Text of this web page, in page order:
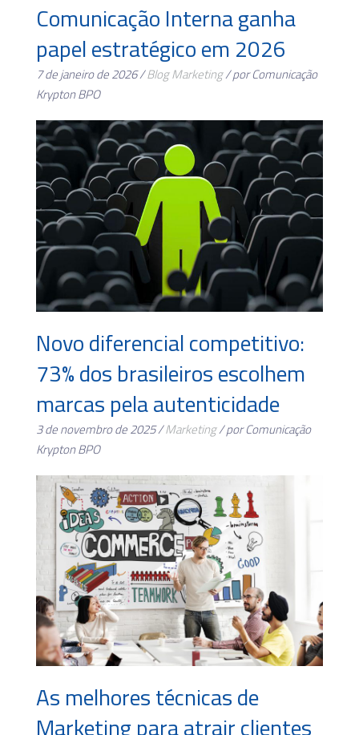
Comunicação Interna ganha
papel estratégico em 2026
7 de janeiro de 2026 /BlogMarketing/ por Comunicação
Krypton BPO
Novo diferencial competitivo:
73% dos brasileiros escolhem
marcas pela autenticidade
3 de novembro de 2025 /Marketing/ por Comunicação
Krypton BPO
As melhores técnicas de
Marketing para atrair clientes